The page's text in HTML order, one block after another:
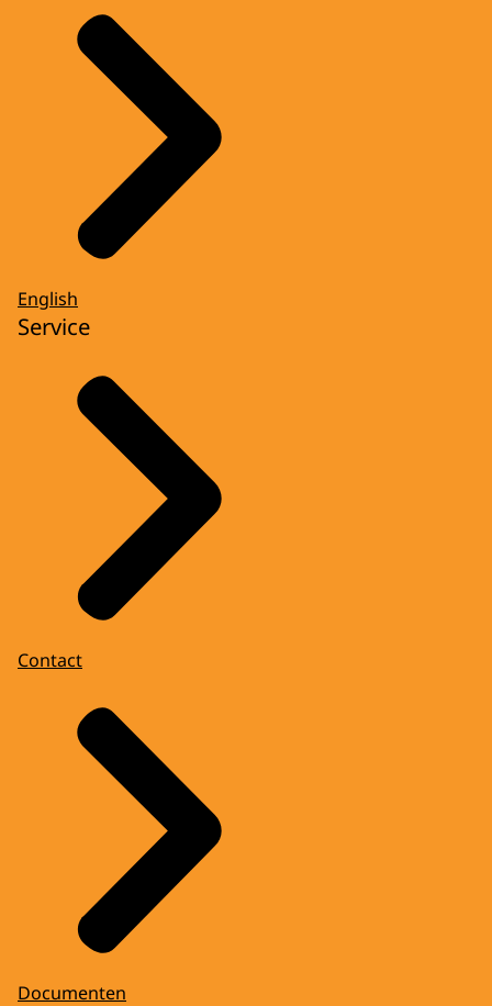
English
Service
Contact
Documenten